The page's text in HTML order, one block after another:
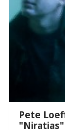
Pete
"Niratias"